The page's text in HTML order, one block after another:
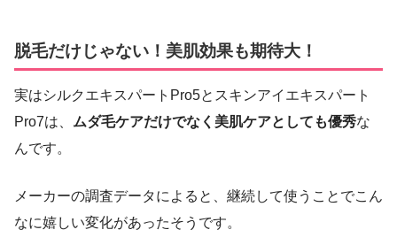
脱毛だけじゃない！美肌効果も期待大！
実はシルクエキスパートPro5とスキンアイエキスパート
Pro7は、 ムダ毛ケアだけでなく美肌ケアとしても優秀な
んです。
メーカーの調査データによると、継続して使うことでこん
なに嬉しい変化があったそうです。​